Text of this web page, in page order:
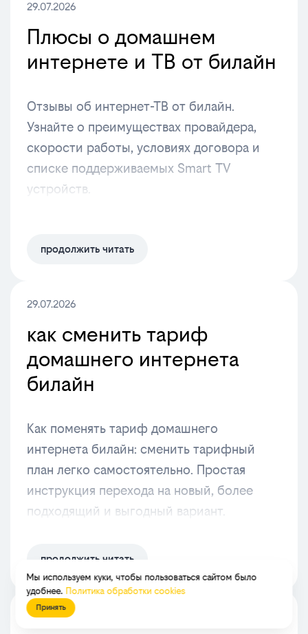
29.07.2026
Плюсы о домашнем
интернете и ТВ от билайн
Отзывы об интернет-ТВ от билайн.
Узнайте о преимуществах провайдера,
скорости работы, условиях договора и
списке поддерживаемых Smart TV
устройств.
продолжить читать
29.07.2026
как сменить тариф
домашнего интернета
билайн
Как поменять тариф домашнего
интернета билайн: сменить тарифный
план легко самостоятельно. Простая
инструкция перехода на новый, более
подходящий и выгодный вариант.
продолжить читать
29.07.2026
Мы используем куки, чтобы пользоваться сайтом было
удобнее. Политика обработки cookies
Принять